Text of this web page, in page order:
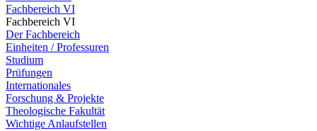
Fachbereich VI
Fachbereich VI
Der Fachbereich
Einheiten / Professuren
Studium
Prüfungen
Internationales
Forschung & Projekte
Theologische Fakultät
Wichtige Anlaufstellen